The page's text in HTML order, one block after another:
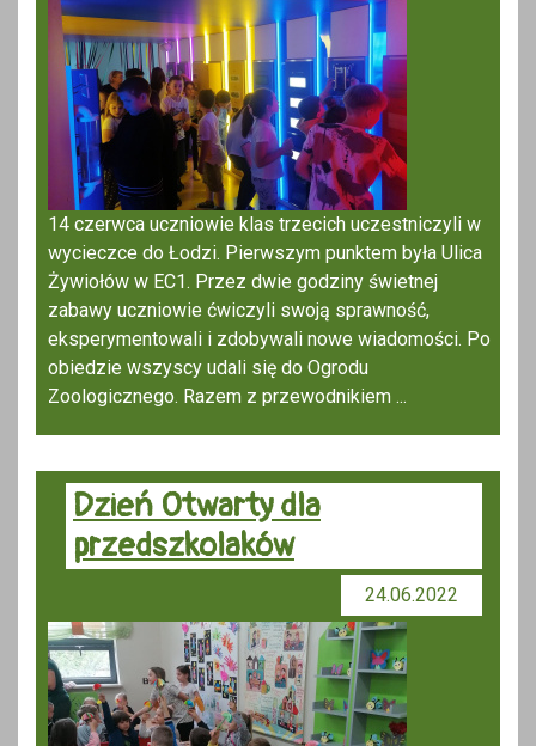
14 czerwca uczniowie klas trzecich uczestniczyli w
wycieczce do Łodzi. Pierwszym punktem była Ulica
Żywiołów w EC1. Przez dwie godziny świetnej
zabawy uczniowie ćwiczyli swoją sprawność,
eksperymentowali i zdobywali nowe wiadomości. Po
obiedzie wszyscy udali się do Ogrodu
Zoologicznego. Razem z przewodnikiem ...
Dzień Otwarty dla
przedszkolaków
24.06.2022